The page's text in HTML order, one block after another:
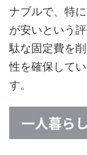
ナブルで、特
が安いという
駄な固定費を
性を確保して
す。
一人暮ら